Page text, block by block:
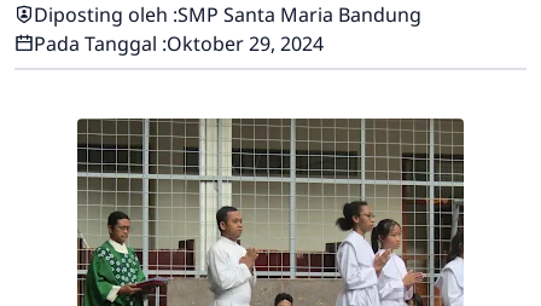
Diposting oleh :SMP Santa Maria Bandung
Pada Tanggal :Oktober 29, 2024